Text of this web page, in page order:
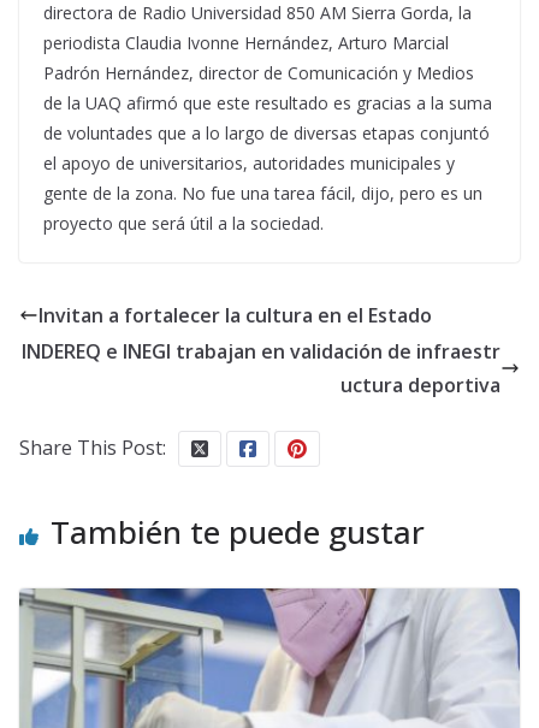
directora de Radio Universidad 850 AM Sierra Gorda, la
periodista Claudia Ivonne Hernández, Arturo Marcial
Padrón Hernández, director de Comunicación y Medios
de la UAQ afirmó que este resultado es gracias a la suma
de voluntades que a lo largo de diversas etapas conjuntó
el apoyo de universitarios, autoridades municipales y
gente de la zona. No fue una tarea fácil, dijo, pero es un
proyecto que será útil a la sociedad.
Invitan a fortalecer la cultura en el Estado
INDEREQ e INEGI trabajan en validación de infraestr
uctura deportiva
Share This Post:
También te puede gustar